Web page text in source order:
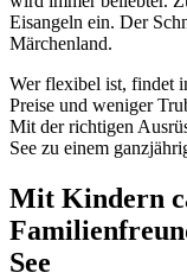
Eisangeln ein. Der
Märchenland.
Wer flexibel ist, findet
Preise und weniger
Mit der richtigen
See zu einem
Mit Kindern
See